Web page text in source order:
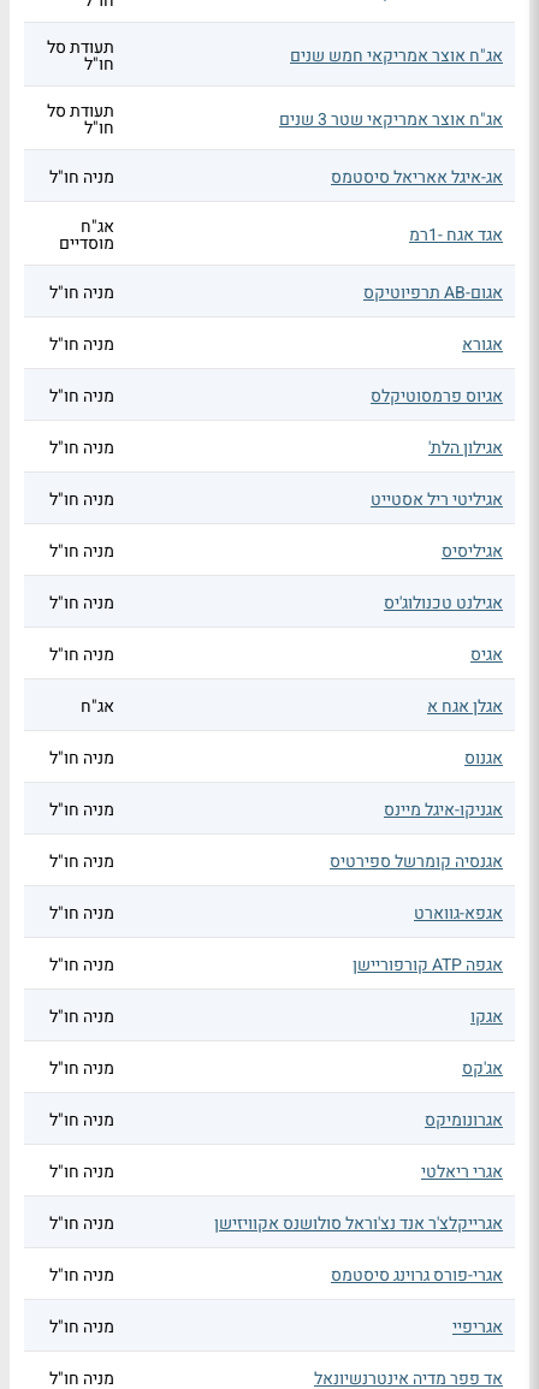
אג"ח אוצר אמריקאי חמש שנים תעודת סל
חו"ל
אג"ח אוצר אמריקאי שטר 3 שנים תעודת סל
חו"ל
אג-איגל אאריאל סיסטמס
מניה חו"ל
אגד אגח -1רמ אג"ח
מוסדיים
אגום-AB תרפיוטיקס
מניה חו"ל
אגורא מניה חו"ל
אגיוס פרמסוטיקלס מניה חו"ל
אגילון הלת' מניה חו"ל
אגיליטי ריל אסטייט מניה חו"ל
אגיליסיס מניה חו"ל
אגילנט טכנולוג'יס מניה חו"ל
אגיס מניה חו"ל
אגלן אגח א אג"ח
אגנוס מניה חו"ל
אגניקו-איגל מיינס מניה חו"ל
אגנסיה קומרשל ספירטיס מניה חו"ל
אגפא-גווארט מניה חו"ל
אגפה ATP קורפוריישן מניה חו"ל
אגקו מניה חו"ל
אג'קס מניה חו"ל
אגרונומיקס מניה חו"ל
אגרי ריאלטי מניה חו"ל
אגרייקלצ'ר אנד נצ'וראל סולושנס אקוויזישן מניה חו"ל
אגרי-פורס גרוינג סיסטמס מניה חו"ל
אגריפיי מניה חו"ל
אד פפר מדיה אינטרנשיונאל מניה חו"ל